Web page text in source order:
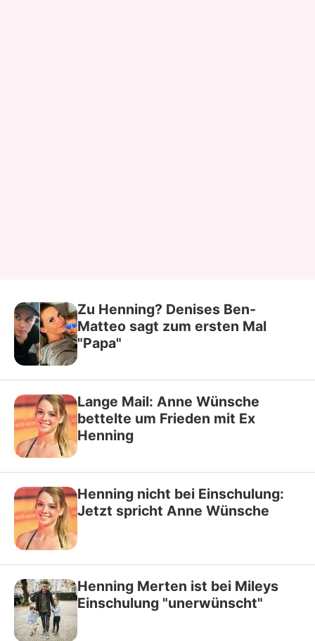
Zu Henning? Denises Ben-
Matteo sagt zum ersten Mal
"Papa"
Lange Mail: Anne Wünsche
bettelte um Frieden mit Ex
Henning
Henning nicht bei Einschulung:
Jetzt spricht Anne Wünsche
Henning Merten ist bei Mileys
Einschulung "unerwünscht"